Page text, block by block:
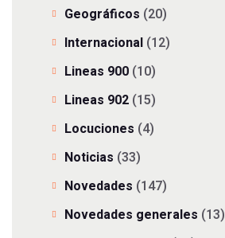
Geográficos (20)
Internacional (12)
Lineas 900 (10)
Lineas 902 (15)
Locuciones (4)
Noticias (33)
Novedades (147)
Novedades generales (13)